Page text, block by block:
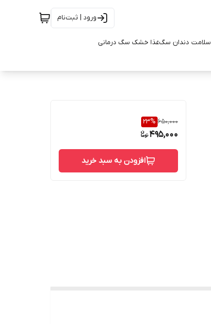
ورود | ثبت‌نام
سلامت دندان سگغذا خشک سگ درمانی
650,000
23%
495,000
افزودن به سبد خرید